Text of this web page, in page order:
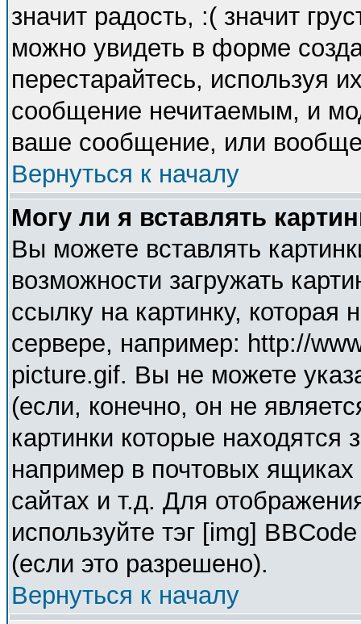
значит радость, :( значит
можно увидеть в форме
перестарайтесь, используя
сообщение нечитаемым, и
ваше сообщение, или вообще
Вернуться к началу
Могу ли я вставлять
Вы можете вставлять
возможности загружать
ссылку на картинку,
сервере, например: http://
picture.gif. Вы не можете
(если, конечно, он не
картинки которые
например в почтовых
сайтах и т.д. Для
используйте тэг [img]
(если это разрешено).
Вернуться к началу